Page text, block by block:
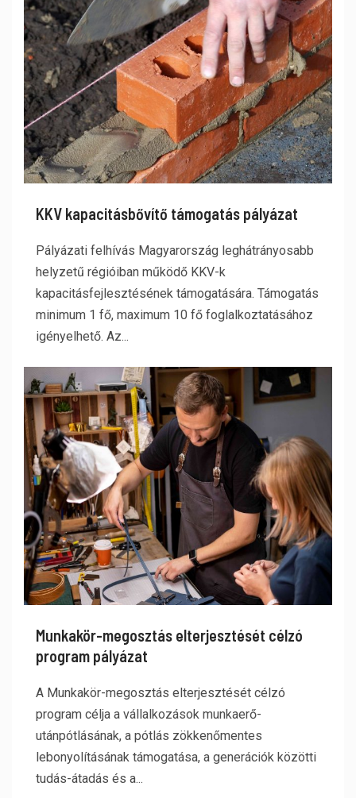
KKV kapacitásbővítő támogatás pályázat
Pályázati felhívás Magyarország leghátrányosabb
helyzetű régióiban működő KKV-k
kapacitásfejlesztésének támogatására. Támogatás
minimum 1 fő, maximum 10 fő foglalkoztatásához
igényelhető. Az...
Munkakör-megosztás elterjesztését célzó
program pályázat
A Munkakör-megosztás elterjesztését célzó
program célja a vállalkozások munkaerő-
utánpótlásának, a pótlás zökkenőmentes
lebonyolításának támogatása, a generációk közötti
tudás-átadás és a...